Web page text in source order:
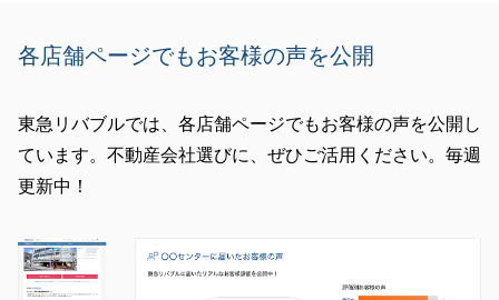
各店舗ページでもお客様の声を公開
東急リバブルでは、各店舗ページでもお客様の声を公開し
ています。不動産会社選びに、ぜひご活用ください。毎週
更新中！